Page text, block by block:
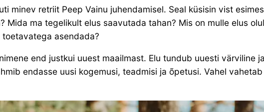
minev retriit Peep Vainu juhendamisel. Seal küsisin vist
Mida ma tegelikult elus saavutada tahan? Mis on mulle elus
asendada?
end justkui uuest maailmast. Elu tundub uuesti värviline
endasse uusi kogemusi, teadmisi ja õpetusi. Vahel